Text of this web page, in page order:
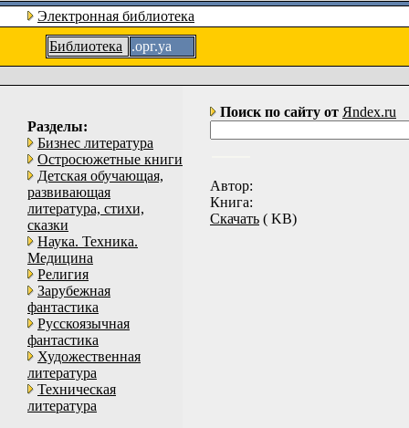
Электронная библиотека
Библиотека
.орг.уа
Разделы:
Бизнес литература
Остросюжетные книги
Детская обучающая,
развивающая
литература, стихи,
сказки
Наука. Техника.
Медицина
Религия
Зарубежная
фантастика
Русскоязычная
фантастика
Художественная
литература
Техническая
литература
Поиск по сайту от Яndex.ru
Aвтор:
Книга:
Скачать ( KB)